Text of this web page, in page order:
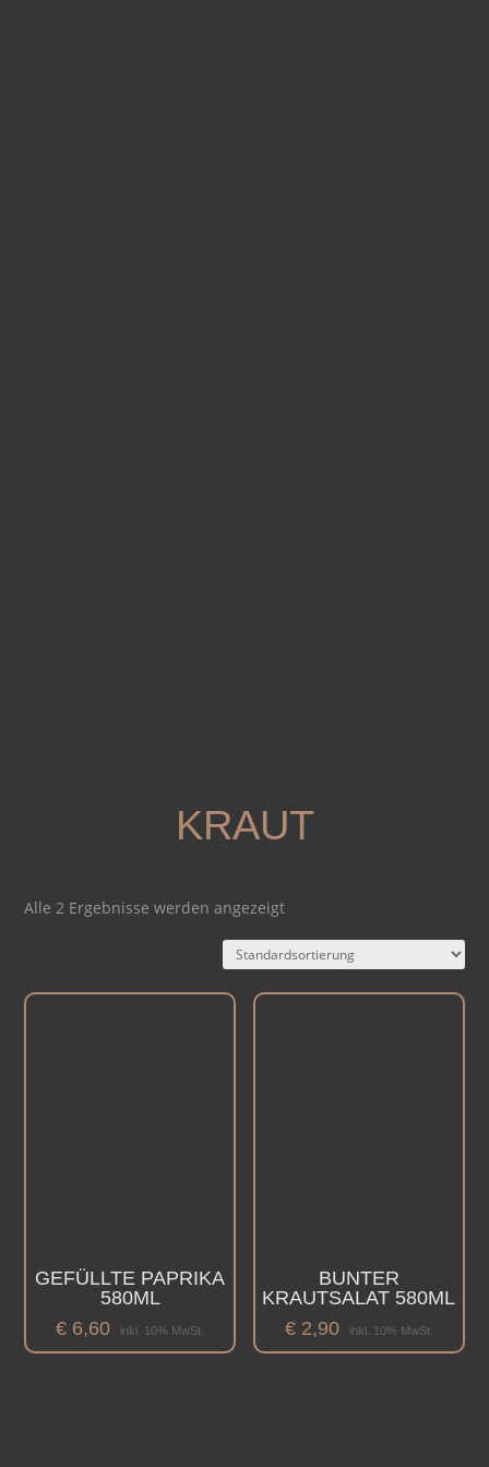
KRAUT
Alle 2 Ergebnisse werden angezeigt
GEFÜLLTE PAPRIKA
580ML
€ 6,60 inkl. 10% MwSt.
BUNTER
KRAUTSALAT 580ML
€2,90 inkl. 10% MwSt.